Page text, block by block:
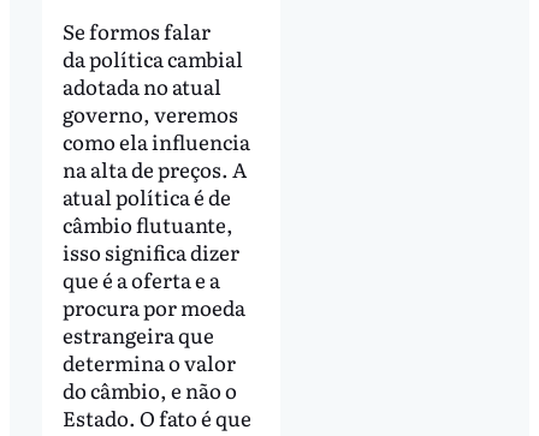
Se formos falar
da política cambial
adotada no atual
governo, veremos
como ela influencia
na alta de preços. A
atual política é de
câmbio flutuante,
isso significa dizer
que é a oferta e a
procura por moeda
estrangeira que
determina o valor
do câmbio, e não o
Estado. O fato é que